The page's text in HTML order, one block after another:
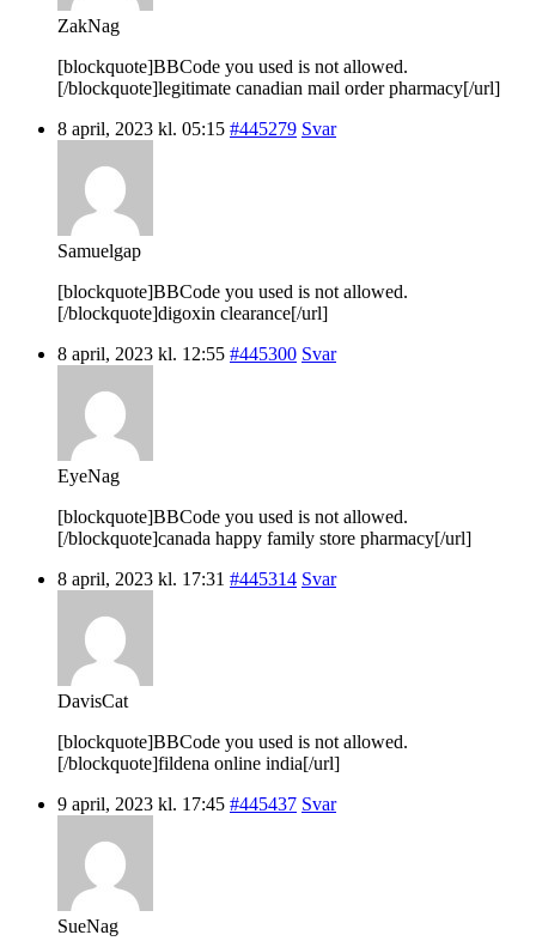
ZakNag
[blockquote]BBCode you used is not allowed.
[/blockquote]legitimate canadian mail order pharmacy[/url]
8 april, 2023 kl. 05:15 #445279 Svar
Samuelgap
[blockquote]BBCode you used is not allowed.
[/blockquote]digoxin clearance[/url]
8 april, 2023 kl. 12:55 #445300 Svar
EyeNag
[blockquote]BBCode you used is not allowed.
[/blockquote]canada happy family store pharmacy[/url]
8 april, 2023 kl. 17:31 #445314 Svar
DavisCat
[blockquote]BBCode you used is not allowed.
[/blockquote]fildena online india[/url]
9 april, 2023 kl. 17:45 #445437 Svar
SueNag